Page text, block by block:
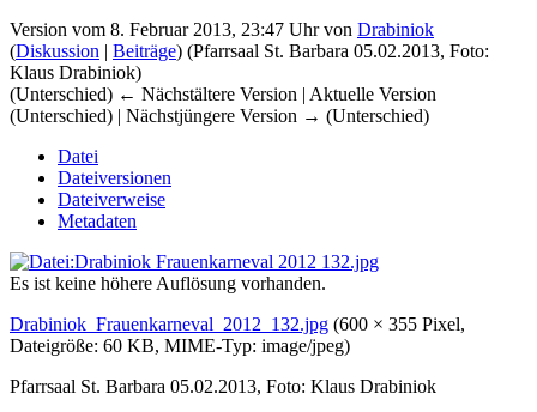
Version vom 8. Februar 2013, 23:47 Uhr von Drabiniok
(Diskussion | Beiträge) (Pfarrsaal St. Barbara 05.02.2013, Foto:
Klaus Drabiniok)
(Unterschied) ← Nächstältere Version | Aktuelle Version
(Unterschied) | Nächstjüngere Version → (Unterschied)
Datei
Dateiversionen
Dateiverweise
Metadaten
Es ist keine höhere Auflösung vorhanden.
Drabiniok_Frauenkarneval_2012_132.jpg (600 × 355 Pixel,
Dateigröße: 60 KB, MIME-Typ: image/jpeg)
Pfarrsaal St. Barbara 05.02.2013, Foto: Klaus Drabiniok